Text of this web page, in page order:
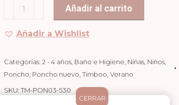
Poncho
Green
Añadir al carrito
Añadir a Wishlist
Categorías: 2 - 4 años Baño e Higiene Niñas Niños
Poncho Poncho nuevo Timboo Verano
SKU: TM-PON03-530
CERRAR